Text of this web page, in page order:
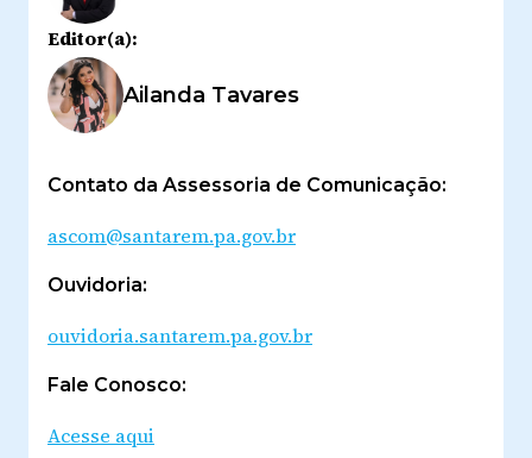
Editor(a):
Ailanda Tavares
Contato da Assessoria de Comunicação:
ascom@santarem.pa.gov.br
Ouvidoria:
ouvidoria.santarem.pa.gov.br
Fale Conosco:
Acesse aqui